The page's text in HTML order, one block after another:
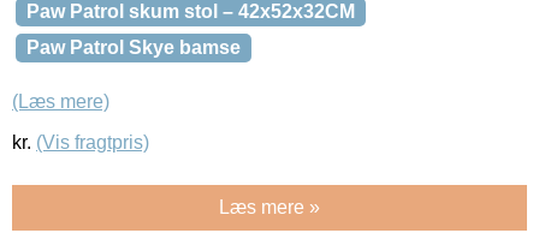
Paw Patrol skum stol – 42x52x32CM
Paw Patrol Skye bamse
(Læs mere)
kr. (Vis fragtpris)
Læs mere »